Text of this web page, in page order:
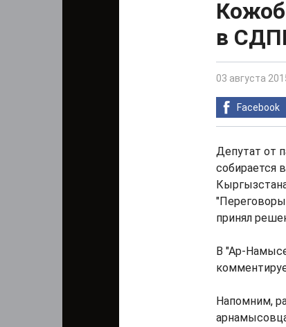
в
03 августа
Facebook
Депутат от
собирается
"Переговоры
принял
В "Ар-
Напомним,